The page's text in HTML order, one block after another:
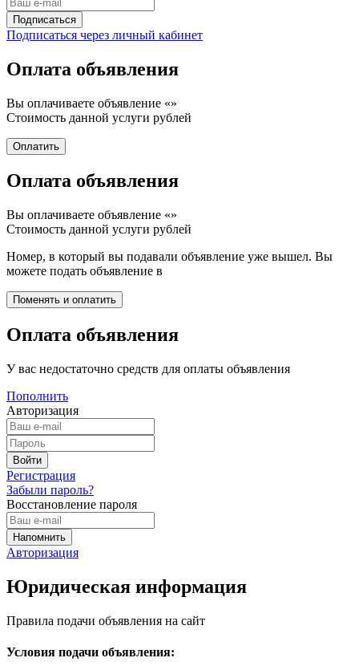
Подписаться через личный кабинет
Оплата объявления
Вы оплачиваете объявление «»
Стоимость данной услуги рублей
Оплата объявления
Вы оплачиваете объявление «»
Стоимость данной услуги рублей
Номер, в который вы подавали объявление уже вышел. Вы
можете подать объявление в
Оплата объявления
У вас недостаточно средств для оплаты объявления
Пополнить
Авторизация
Регистрация
Забыли пароль?
Восстановление пароля
Авторизация
Юридическая информация
Правила подачи объявления на сайт
Условия подачи объявления: